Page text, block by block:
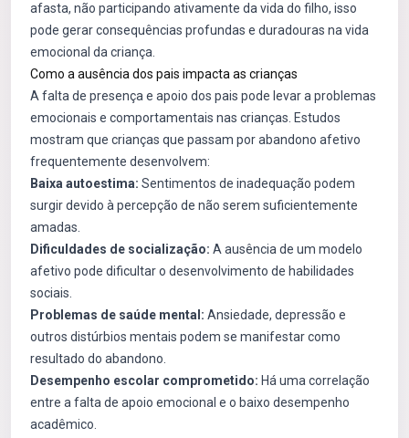
afasta, não participando ativamente da vida do filho, isso
pode gerar consequências profundas e duradouras na vida
emocional da criança.
Como a ausência dos pais impacta as crianças
A falta de presença e apoio dos pais pode levar a problemas
emocionais e comportamentais nas crianças. Estudos
mostram que crianças que passam por abandono afetivo
frequentemente desenvolvem:
Baixa autoestima: Sentimentos de inadequação podem
surgir devido à percepção de não serem suficientemente
amadas.
Dificuldades de socialização: A ausência de um modelo
afetivo pode dificultar o desenvolvimento de habilidades
sociais.
Problemas de saúde mental: Ansiedade, depressão e
outros distúrbios mentais podem se manifestar como
resultado do abandono.
Desempenho escolar comprometido: Há uma correlação
entre a falta de apoio emocional e o baixo desempenho
acadêmico.